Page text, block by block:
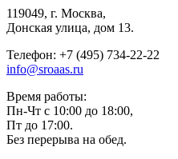
119049, г. Москва,
Донская улица, дом 13.
Телефон: +7 (495) 734-22-22
info@sroaas.ru
Время работы:
Пн-Чт с 10:00 до 18:00,
Пт до 17:00.
Без перерыва на обед.